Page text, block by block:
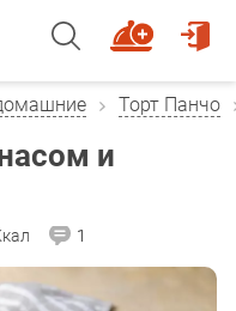
Торт Панчо
и
1